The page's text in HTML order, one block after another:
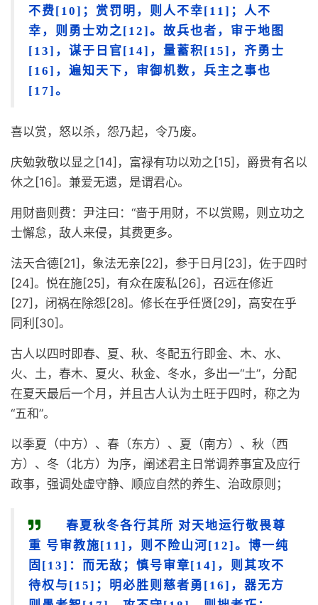
不费[10]；赏罚明，则人不幸[11]；人不
幸，则勇士劝之[12]。故兵也者，审于地图
[13]，谋于日官[14]，量蓄积[15]，齐勇士
[16]，遍知天下，审御机数，兵主之事也
[17]。
喜以赏，怒以杀，怨乃起，令乃废。
庆勉敦敬以显之[14]，富禄有功以劝之[15]，爵贵有名以
休之[16]。兼爱无遗，是谓君心。
用财啬则费：尹注曰：“啬于用财，不以赏赐，则立功之
士懈怠，敌人来侵，其费更多。
法天合德[21]，象法无亲[22]，参于日月[23]，佐于四时
[24]。悦在施[25]，有众在废私[26]，召远在修近
[27]，闭祸在除怨[28]。修长在乎任贤[29]，高安在乎
同利[30]。
古人以四时即春、夏、秋、冬配五行即金、木、水、
火、土，春木、夏火、秋金、冬水，多出一“土”，分配
在夏天最后一个月，并且古人认为土旺于四时，称之为
“五和”。
以季夏（中方）、春（东方）、夏（南方）、秋（西
方）、冬（北方）为序，阐述君主日常调养事宜及应行
政事，强调处虚守静、顺应自然的养生、治政原则；
春夏秋冬各行其所 对天地运行敬畏尊
重 号审教施[11]，则不险山河[12]。博一纯
固[13]：而无敌；慎号审章[14]，则其攻不
待权与[15]；明必胜则慈者勇[16]，器无方